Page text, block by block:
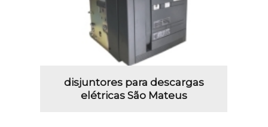
disjuntores para descargas
elétricas São Mateus